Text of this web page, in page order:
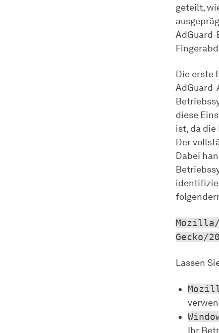
geteilt,
Die erste
AdGuard-
diese
ist, da
Der
Dabei
Gecko/
Lassen
Ihr